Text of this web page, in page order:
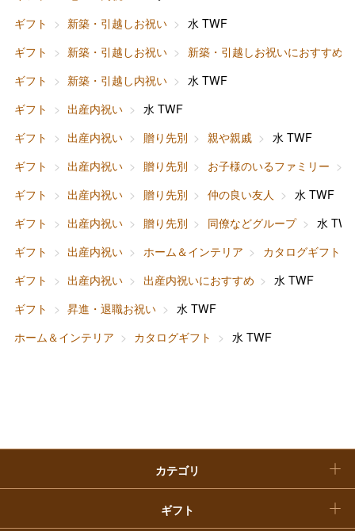
ギフト
新築・引越しお祝い
水 TWF
ギフト
新築・引越しお祝い
新築・引越しお祝いにおすすめ
ギフト
新築・引越し内祝い
水 TWF
ギフト
出産内祝い
水 TWF
ギフト
出産内祝い 贈り先別 親や親戚
水 TWF
ギフト
出産内祝い 贈り先別 お子様のいるファミリー
ギフト
出産内祝い 贈り先別 仲の良い友人
水 TWF
ギフト
出産内祝い 贈り先別 同僚などグループ
水
ギフト
出産内祝い ホーム＆インテリア
カタログギフト
ギフト
出産内祝い 出産内祝いにおすすめ
水 TWF
ギフト
昇進・退職お祝い
水 TWF
ホーム＆インテリア
カタログギフト 水 TWF
カテゴリ
フード＆スイーツ
ファッション
ホーム＆インテリア
ベビー＆キッズ
ギフト
出産内祝い
結婚内祝い
お香典返し
快気祝い
バレンタインチョコレート
ホワイトデー
母の日
父の日
お中元
敬老の日
福袋